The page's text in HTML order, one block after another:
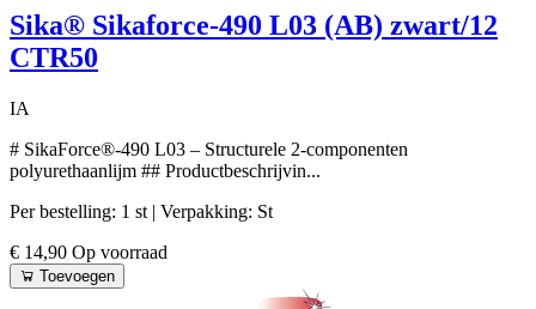
Sika® Sikaforce-490 L03 (AB) zwart/12
CTR50
IA
# SikaForce®-490 L03 – Structurele 2-componenten
polyurethaanlijm ## Productbeschrijvin...
Per bestelling: 1 st | Verpakking: St
€ 14,90 Op voorraad
Toevoegen